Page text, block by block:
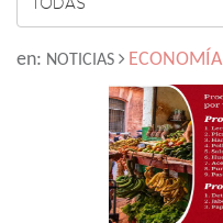
TODAS
en: NOTICIAS ECONOMÍA